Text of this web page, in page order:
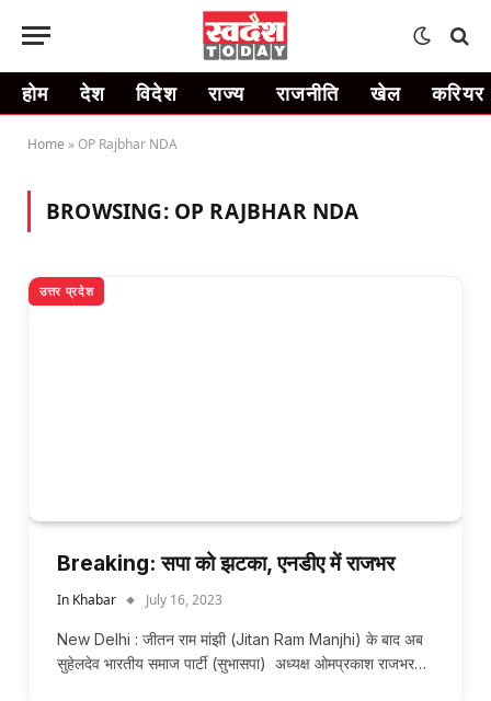
होम देश विदेश राज्य राजनीति खेल करियर
Home »OP Rajbhar NDA
BROWSING: OP RAJBHAR NDA
उत्तर प्रदेश
Breaking: सपा को झटका, एनडीए में राजभर
In Khabar July 16, 2023
New Delhi : जीतन राम मांझी (Jitan Ram Manjhi) के बाद अब
सुहेलदेव भारतीय समाज पार्टी (सुभासपा) अध्यक्ष ओमप्रकाश राजभर…